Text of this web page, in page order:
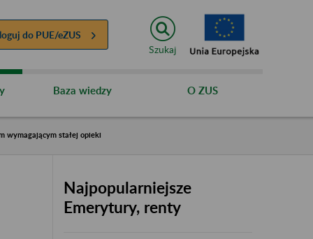
do PUE/eZUS
Szukaj
Baza wiedzy O ZUS
wymagającym stałej opieki
Najpopularniejsze
Emerytury, renty